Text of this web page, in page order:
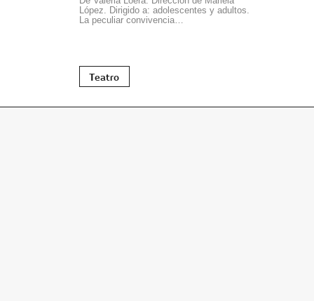
López. Dirigido a: adolescentes y adultos.
La peculiar convivencia…
Teatro